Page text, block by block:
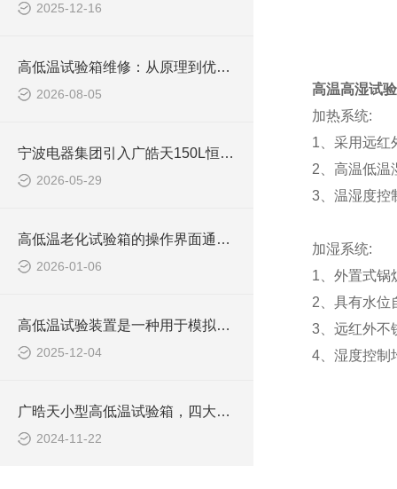
2025-12-16
高低温试验箱维修：从原理到优势的科普解析
2026-08-05
宁波电器集团引入广皓天150L恒温恒湿箱试验箱，强化全场景可靠性测试能力
2026-05-29
高低温老化试验箱的操作界面通常设计得简洁明了
2026-01-06
高低温试验装置是一种用于模拟特殊温度环境的设备
2025-12-04
广晧天小型高低温试验箱，四大优势汇聚，领航温控测试星途
2024-11-22
高温高湿试
加热系统:
1、采用远红
2、高温低温
3、温湿度控
加湿系统:
1、外置式锅
2、具有水位
3、远红外不
4、湿度控制